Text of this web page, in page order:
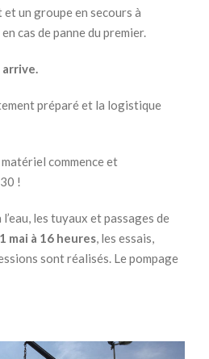
un groupe en secours à
cas de panne du premier.
arrive.
préparé et la logistique
commence et
!
les tuyaux et passages de
mai à 16 heures, les essais,
sont réalisés. Le pompage